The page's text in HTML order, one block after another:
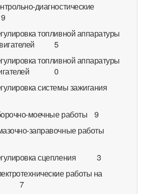
диагностические
топливной аппаратуры
5
топливной аппаратуры
0
системы зажигания
моечные работы 9
заправочные работы
сцепления 3
работы на
7